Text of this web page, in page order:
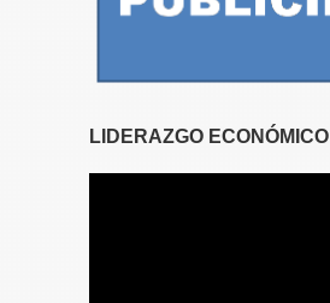
LIDERAZGO ECONÓMICO